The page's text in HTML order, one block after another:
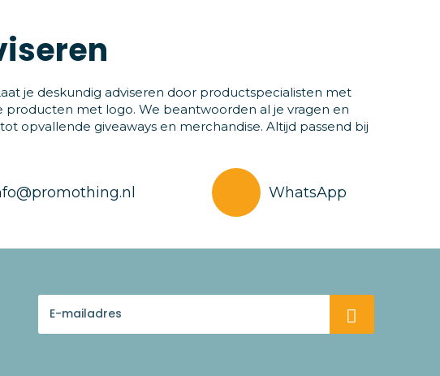
je deskundig adviseren door productspecialisten met
met logo. We beantwoorden al je vragen en
opvallende giveaways en merchandise. Altijd passend bij
WhatsApp